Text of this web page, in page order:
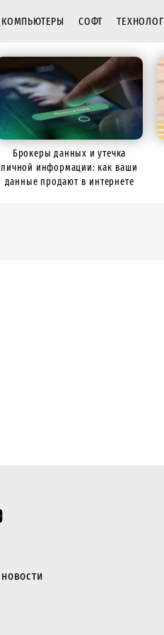
КОМПЬЮТЕРЫ СОФТ
Брокеры данных и утечка
личной информации: как ваши
данные продают в интернете